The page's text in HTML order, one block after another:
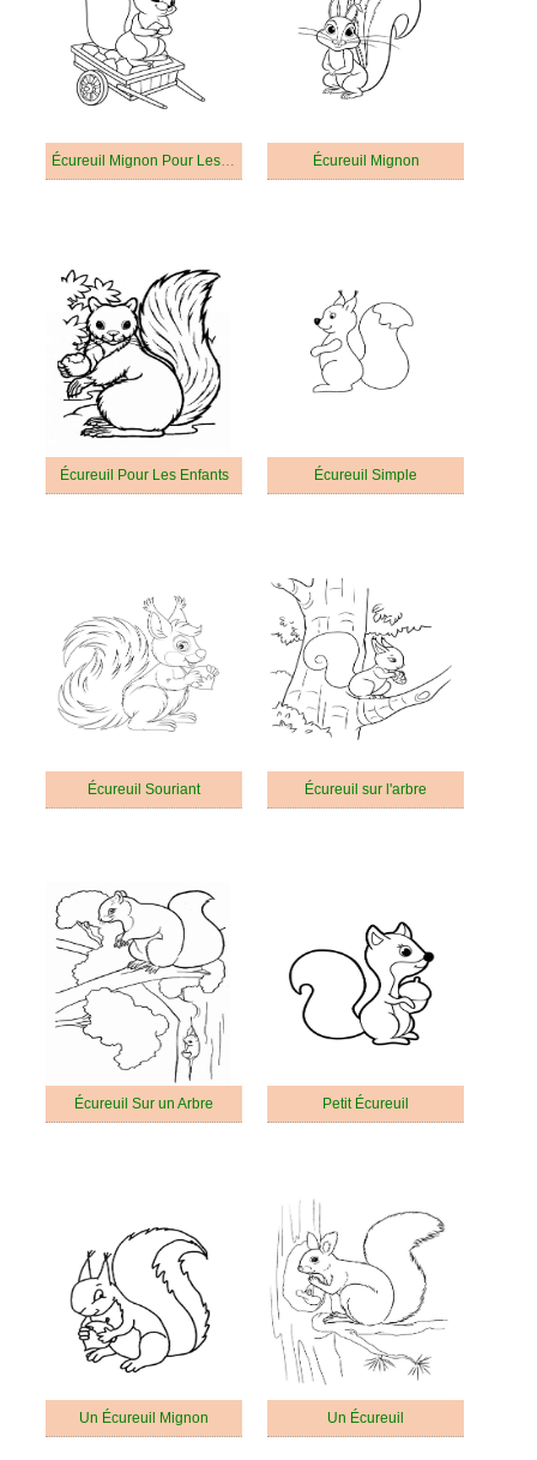
Écureuil Mignon Pour Les Enfants Écureuil Mignon
Écureuil Pour Les Enfants Écureuil Simple
Écureuil Souriant Écureuil sur l'arbre
Écureuil Sur un Arbre Petit Écureuil
Un Écureuil Mignon Un Écureuil